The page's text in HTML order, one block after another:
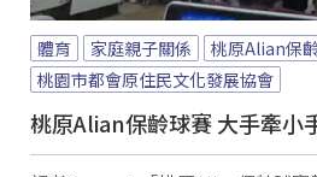
體育 家庭親子關係
桃原Alian保
桃園市都會原住民文化發展協會
桃原Alian保齡球賽 大手牽小